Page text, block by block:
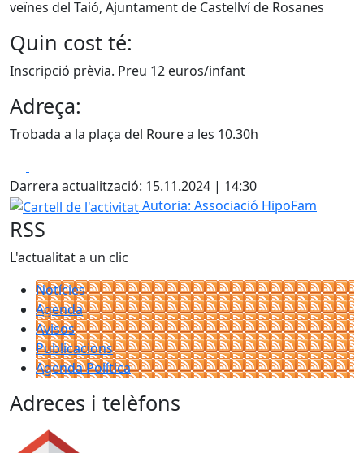
veïnes del Taió, Ajuntament de Castellví de Rosanes
Quin cost té:
Inscripció prèvia. Preu 12 euros/infant
Adreça:
Trobada a la plaça del Roure a les 10.30h
Darrera actualització: 15.11.2024 | 14:30
Cartell de l'activitat
Autoria: Associació HipoFam
RSS
L'actualitat a un clic
Notícies
Agenda
Avisos
Publicacions
Agenda Política
Adreces i telèfons